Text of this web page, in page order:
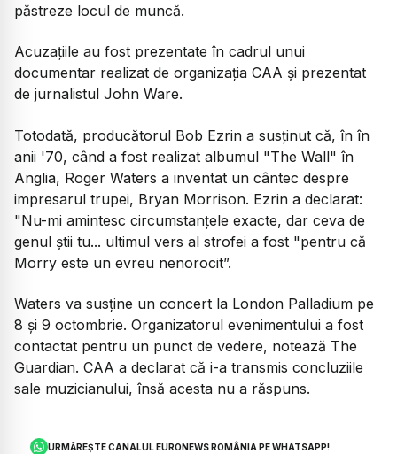
păstreze locul de muncă.
Acuzațiile au fost prezentate în cadrul unui
documentar realizat de organizația CAA și prezentat
de jurnalistul John Ware.
Totodată, producătorul Bob Ezrin a susținut că, în în
anii '70, când a fost realizat albumul "The Wall" în
Anglia, Roger Waters a inventat un cântec despre
impresarul trupei, Bryan Morrison. Ezrin a declarat:
"Nu-mi amintesc circumstanțele exacte, dar ceva de
genul știi tu... ultimul vers al strofei a fost "pentru că
Morry este un evreu nenorocit”.
Waters va susține un concert la London Palladium pe
8 și 9 octombrie. Organizatorul evenimentului a fost
contactat pentru un punct de vedere, notează The
Guardian. CAA a declarat că i-a transmis concluziile
sale muzicianului, însă acesta nu a răspuns.
URMĂREȘTE CANALUL EURONEWS ROMÂNIA PE WHATSAPP!